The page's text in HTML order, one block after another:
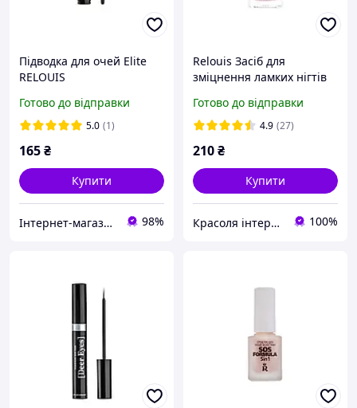
Підводка для очей Elite
RELOUIS
Готово до відправки
5.0 (1)
165₴
Купити
Інтернет-магазин косметики "Lushlume" 98%
Relouis Засіб для
зміцнення ламких нігтів
Готово до відправки
4.9 (27)
210₴
Купити
Красоля інтернет-магазин 100%